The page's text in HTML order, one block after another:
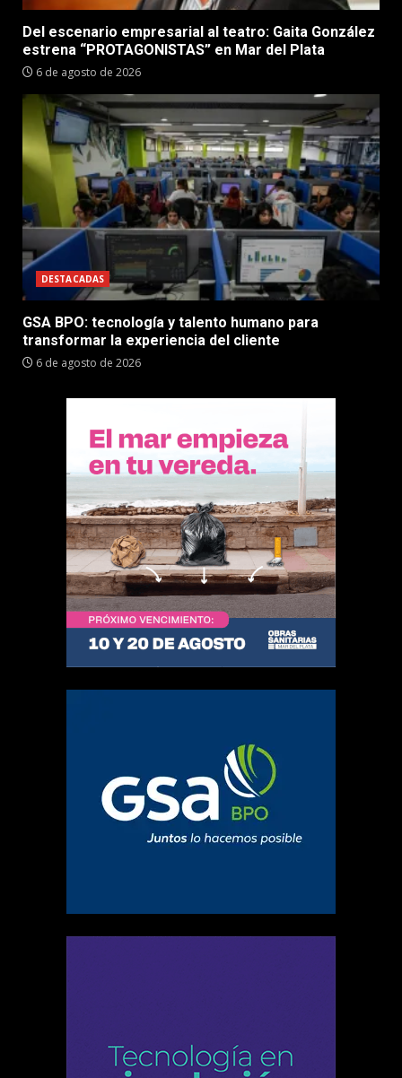
Del escenario empresarial al teatro: Gaita González
estrena “PROTAGONISTAS” en Mar del Plata
6 de agosto de 2026
DESTACADAS
GSA BPO: tecnología y talento humano para
transformar la experiencia del cliente
6 de agosto de 2026